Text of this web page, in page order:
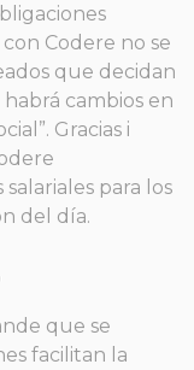
Codere no se
que decidan
cambios en
Gracias i
para los
del día.
que se
facilitan la